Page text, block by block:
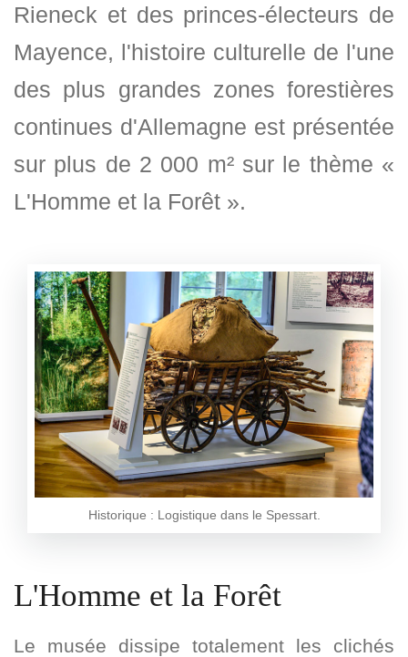
Rieneck et des princes-électeurs de
Mayence, l'histoire culturelle de l'une
des plus grandes zones forestières
continues d'Allemagne est présentée
sur plus de 2 000 m² sur le thème «
L'Homme et la Forêt ».
Historique : Logistique dans le Spessart.
L'Homme et la Forêt
Le musée dissipe totalement les clichés